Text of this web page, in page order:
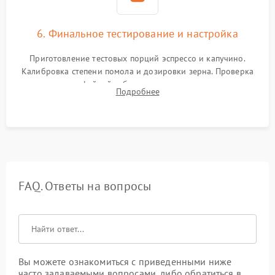
6. Финальное тестирование и настройка
Приготовление тестовых порций эспрессо и капучино.
Калибровка степени помола и дозировки зерна. Проверка
плотности кофейной таблетки, температуры напитка и
качества молочной пены. Контроль отсутствия посторонних
Подробнее
FAQ. Ответы на вопросы
Вы можете ознакомиться с приведенными ниже